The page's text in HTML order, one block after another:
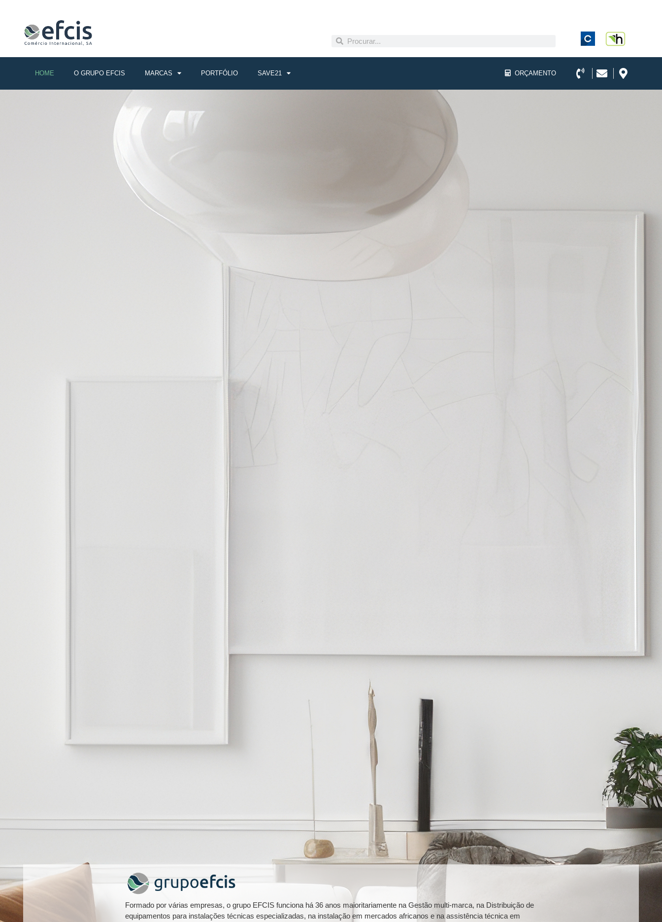
HOME O GRUPO EFCIS MARCAS PORTFÓLIO SAVE21 ORÇAMENTO
Formado por várias empresas, o grupo EFCIS funciona há 36 anos maioritariamente na Gestão multi-marca, na Distribuição de
equipamentos para instalações técnicas especializadas, na instalação em mercados africanos e na assistência técnica em